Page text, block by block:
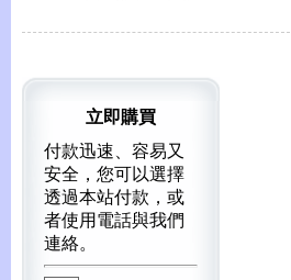
立即購買
付款迅速、容易又
安全，您可以選擇
透過本站付款，或
者使用電話與我們
連絡。